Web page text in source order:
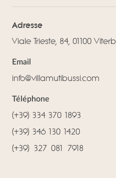
Adresse
Viale Trieste, 84, 01100
Email
info@villamutibussi.com
Téléphone
(+39) 334 370 1893
(+39) 346 130 1420
(‪+39) 327 081 7918‬